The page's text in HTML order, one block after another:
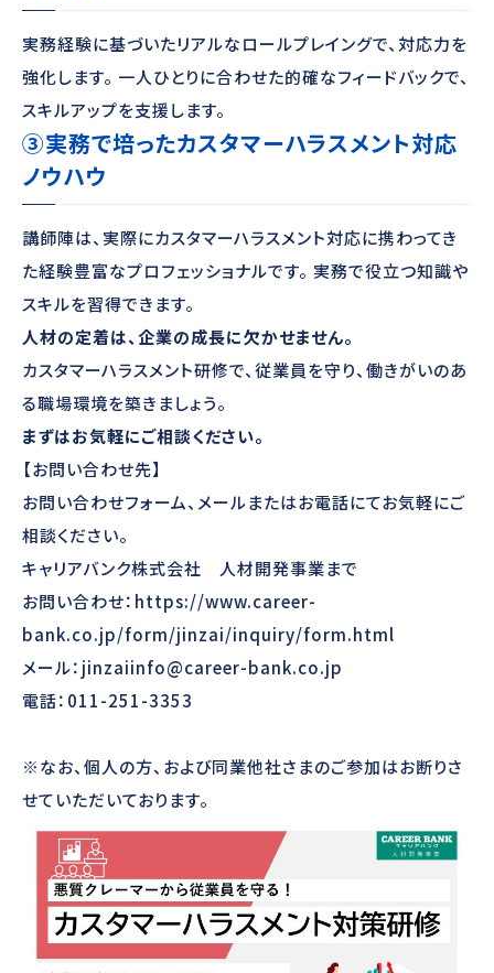
実務経験に基づいたリアルなロールプレイングで、対応力を
強化します。 一人ひとりに合わせた的確なフィードバックで、
スキルアップを支援します。
③実務で培ったカスタマーハラスメント対応
ノウハウ
講師陣は、実際にカスタマーハラスメント対応に携わってき
た経験豊富なプロフェッショナルです。 実務で役立つ知識や
スキルを習得できます。
人材の定着は、企業の成長に欠かせません。
カスタマーハラスメント研修で、従業員を守り、働きがいのあ
る職場環境を築きましょう。
まずはお気軽にご相談ください。
【お問い合わせ先】
お問い合わせフォーム、メールまたはお電話にてお気軽にご
相談ください。
キャリアバンク株式会社 人材開発事業まで
お問い合わせ： https://www.career-
bank.co.jp/form/jinzai/inquiry/form.html
メール： jinzaiinfo@career-bank.co.jp
電話：011-251-3353
※なお、個人の方、および同業他社さまのご参加はお断りさ
せていただいております。